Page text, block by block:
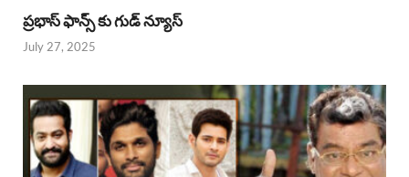
ప్రభాస్ ఫాన్స్ కు గుడ్ న్యూస్
July 27, 2025